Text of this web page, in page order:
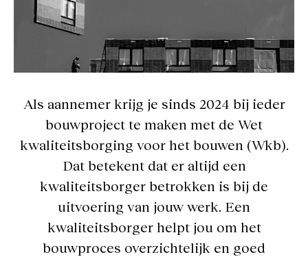
Als aannemer krijg je sinds 2024 bij ieder
bouwproject te maken met de Wet
kwaliteitsborging voor het bouwen (Wkb).
Dat betekent dat er altijd een
kwaliteitsborger betrokken is bij de
uitvoering van jouw werk. Een
kwaliteitsborger helpt jou om het
bouwproces overzichtelijk en goed